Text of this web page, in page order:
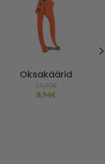
Oksakäärid
14,90€
8,94€